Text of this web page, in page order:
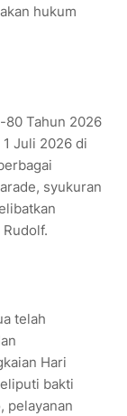
hukum
80 Tahun 2026
Juli 2026 di
syukuran
telah
Hari
bakti
pelayanan